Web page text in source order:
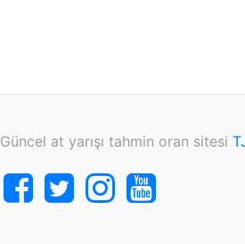
Güncel at yarışı tahmin oran sitesi